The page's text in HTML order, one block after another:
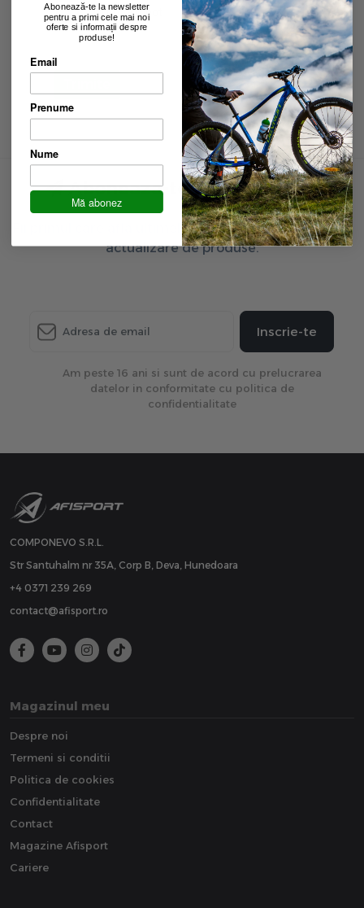
Aboneaza-te la newsletter
Fii primul care afla ultimele oferte exclusive și ultima
actualizare de produse.
Inscrie-te
Am peste 16 ani si sunt de acord cu prelucrarea
datelor in conformitate cu politica de
confidentialitate
COMPONEVO S.R.L.
Str Santuhalm nr 35A, Corp B, Deva, Hunedoara
+4 0371 239 269
contact@afisport.ro
Magazinul meu
Despre noi
Termeni si conditii
Politica de cookies
Confidentialitate
Contact
Magazine Afisport
Cariere
Abonează-te la newsletter
pentru a primi cele mai noi
oferte si informații despre
produse!
Email
Prenume
Nume
Mă abonez